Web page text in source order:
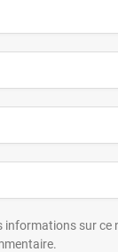
informations sur ce